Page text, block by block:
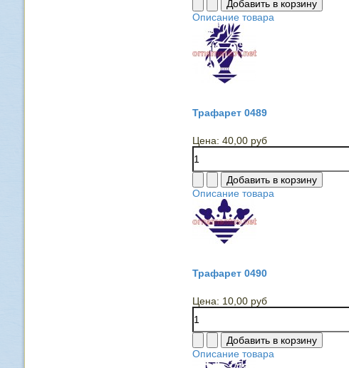
Описание товара
Трафарет 0489
Цена: 40,00 руб
Описание товара
Трафарет 0490
Цена: 10,00 руб
Описание товара